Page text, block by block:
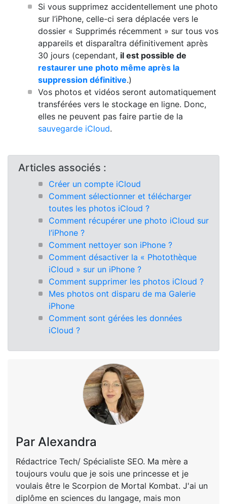
Si vous supprimez accidentellement une photo
sur l’iPhone, celle-ci sera déplacée vers le
dossier « Supprimés récemment » sur tous vos
appareils et disparaîtra définitivement après
30 jours (cependant, il est possible de
restaurer une photo même après la
suppression définitive.)
Vos photos et vidéos seront automatiquement
transférées vers le stockage en ligne. Donc,
elles ne peuvent pas faire partie de la
sauvegarde iCloud.
Articles associés :
Créer un compte iCloud
Comment sélectionner et télécharger
toutes les photos iCloud ?
Comment récupérer une photo iCloud sur
l’iPhone ?
Comment nettoyer son iPhone ?
Comment désactiver la « Photothèque
iCloud » sur un iPhone ?
Comment supprimer les photos iCloud ?
Mes photos ont disparu de ma Galerie
iPhone
Comment sont gérées les données
iCloud ?
Par Alexandra
Rédactrice Tech/ Spécialiste SEO. Ma mère a
toujours voulu que je sois une princesse et je
voulais être le Scorpion de Mortal Kombat. J'ai un
diplôme en sciences du langage, mais mon